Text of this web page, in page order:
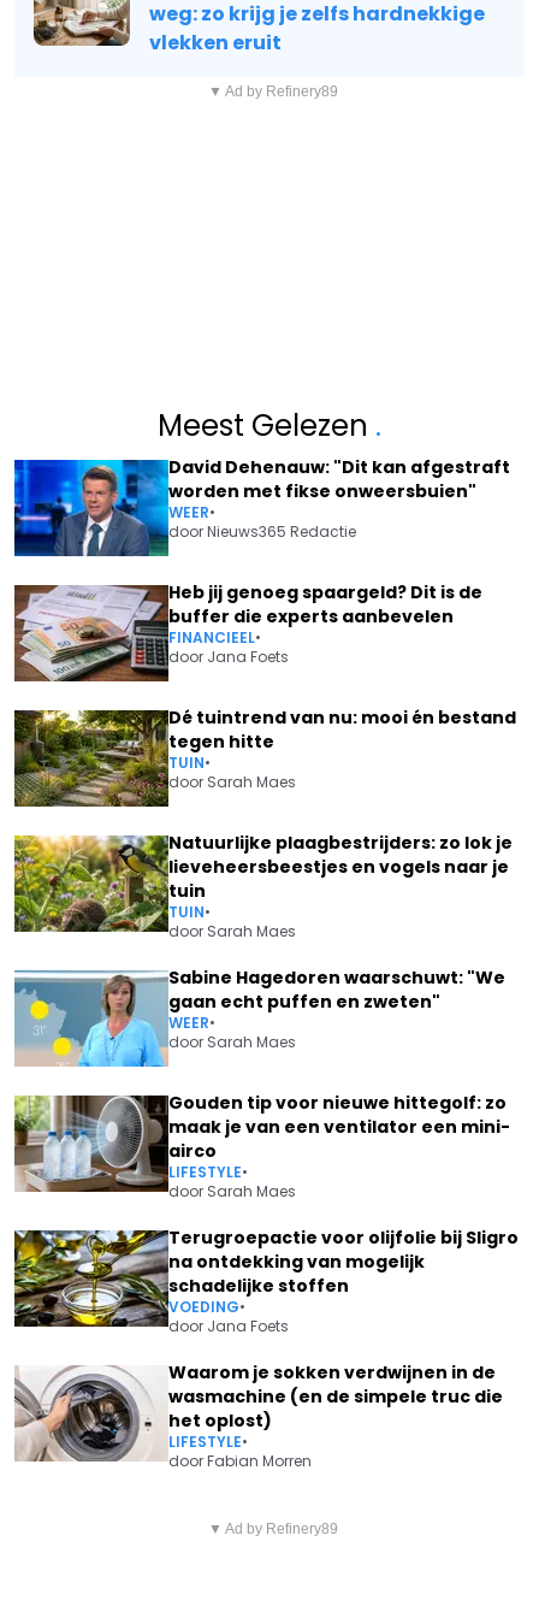
weg: zo krijg je zelfs hardnekkige
vlekken eruit
▼ Ad by Refinery89
Meest Gelezen .
David Dehenauw: "Dit kan afgestraft
worden met fikse onweersbuien"
WEER•
doorNieuws365 Redactie
Heb jij genoeg spaargeld? Dit is de
buffer die experts aanbevelen
FINANCIEEL•
door Jana Foets
Dé tuintrend van nu: mooi én bestand
tegen hitte
TUIN•
door Sarah Maes
Natuurlijke plaagbestrijders: zo lok je
lieveheersbeestjes en vogels naar je
tuin
TUIN•
door Sarah Maes
Sabine Hagedoren waarschuwt: "We
gaan echt puffen en zweten"
WEER•
door Sarah Maes
Gouden tip voor nieuwe hittegolf: zo
maak je van een ventilator een mini-
airco
LIFESTYLE•
door Sarah Maes
Terugroepactie voor olijfolie bij Sligro
na ontdekking van mogelijk
schadelijke stoffen
VOEDING•
door Jana Foets
Waarom je sokken verdwijnen in de
wasmachine (en de simpele truc die
het oplost)
LIFESTYLE•
doorFabian Morren
DOOR DE HITTEGOLF
▼ Ad by Refinery89